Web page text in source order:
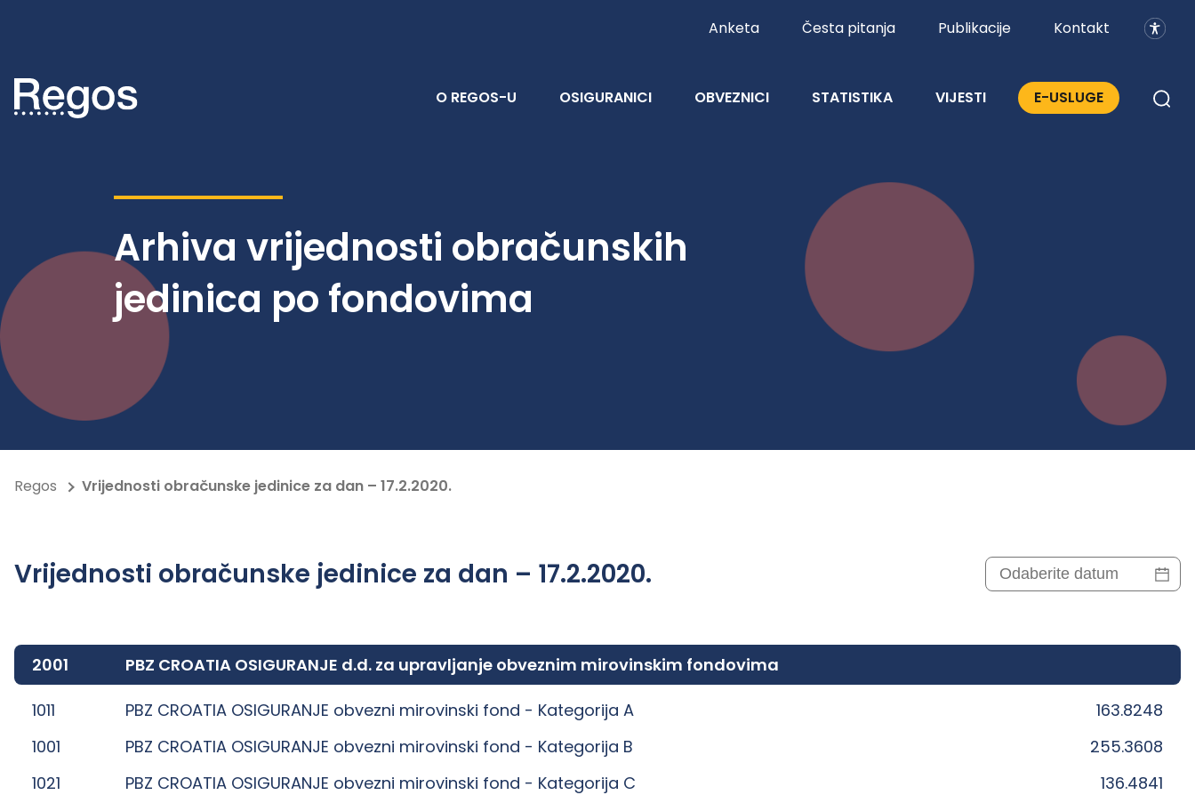
Anketa Česta pitanja Publikacije Kontakt
O REGOS-U OSIGURANICI OBVEZNICI STATISTIKA VIJESTI E-USLUGE
Arhiva vrijednosti obračunskih
jedinica po fondovima
Regos Vrijednosti obračunske jedinice za dan – 17.2.2020.
Vrijednosti obračunske jedinice za dan – 17.2.2020.
2001 PBZ CROATIA OSIGURANJE d.d. za upravljanje obveznim mirovinskim fondovima
1011 PBZ CROATIA OSIGURANJE obvezni mirovinski fond - Kategorija A
163.8248
1001
PBZ CROATIA OSIGURANJE obvezni mirovinski fond - Kategorija B
255.3608
1021
PBZ CROATIA OSIGURANJE obvezni mirovinski fond - Kategorija C 136.4841